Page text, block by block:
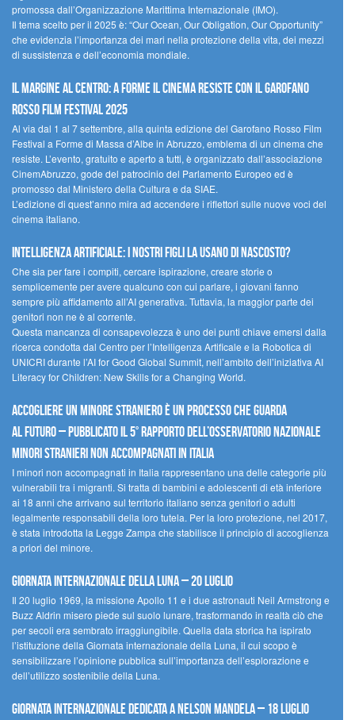
promossa dall’Organizzazione Marittima Internazionale (IMO).
Il tema scelto per il 2025 è: “Our Ocean, Our Obligation, Our Opportunity”
che evidenzia l’importanza dei mari nella protezione della vita, dei mezzi
di sussistenza e dell’economia mondiale.
Il margine al centro: a Forme il cinema resiste con il Garofano
Rosso Film Festival 2025
Al via dal 1 al 7 settembre, alla quinta edizione del Garofano Rosso Film
Festival a Forme di Massa d’Albe in Abruzzo, emblema di un cinema che
resiste. L’evento, gratuito e aperto a tutti, è organizzato dall’associazione
CinemAbruzzo, gode del patrocinio del Parlamento Europeo ed è
promosso dal Ministero della Cultura e da SIAE.
L’edizione di quest’anno mira ad accendere i riflettori sulle nuove voci del
cinema italiano.
Intelligenza artificiale: i nostri figli la usano di nascosto?
Che sia per fare i compiti, cercare ispirazione, creare storie o
semplicemente per avere qualcuno con cui parlare, i giovani fanno
sempre più affidamento all’AI generativa. Tuttavia, la maggior parte dei
genitori non ne è al corrente.
Questa mancanza di consapevolezza è uno dei punti chiave emersi dalla
ricerca condotta dal Centro per l’Intelligenza Artificale e la Robotica di
UNICRI durante l’AI for Good Global Summit, nell’ambito dell’iniziativa AI
Literacy for Children: New Skills for a Changing World.
Accogliere un minore straniero è un processo che guarda
al futuro – Pubblicato il 5° rapporto dell’Osservatorio Nazionale
Minori Stranieri Non Accompagnati in Italia
I minori non accompagnati in Italia rappresentano una delle categorie più
vulnerabili tra i migranti. Si tratta di bambini e adolescenti di età inferiore
ai 18 anni che arrivano sul territorio italiano senza genitori o adulti
legalmente responsabili della loro tutela. Per la loro protezione, nel 2017,
è stata introdotta la Legge Zampa che stabilisce il principio di accoglienza
a priori del minore.
Giornata Internazionale della Luna – 20 luglio
Il 20 luglio 1969, la missione Apollo 11 e i due astronauti Neil Armstrong e
Buzz Aldrin misero piede sul suolo lunare, trasformando in realtà ciò che
per secoli era sembrato irraggiungibile. Quella data storica ha ispirato
l’istituzione della Giornata internazionale della Luna, il cui scopo è
sensibilizzare l’opinione pubblica sull’importanza dell’esplorazione e
dell’utilizzo sostenibile della Luna.
Giornata internazionale dedicata a Nelson Mandela – 18 luglio